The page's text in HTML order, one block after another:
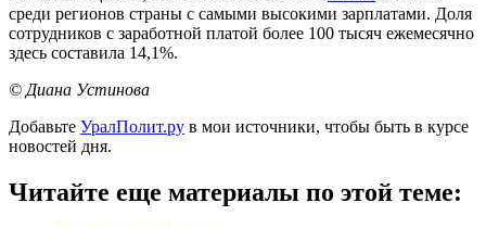
среди регионов страны с самыми высокими зарплатами. Доля
сотрудников с заработной платой более 100 тысяч ежемесячно
здесь составила 14,1%.
© Диана Устинова
Добавьте УралПолит.ру в мои источники, чтобы быть в курсе
новостей дня.
Читайте еще материалы по этой теме: